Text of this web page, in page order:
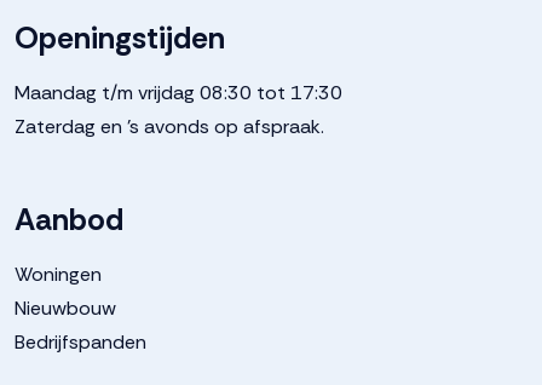
Openingstijden
Maandag t/m vrijdag 08:30 tot 17:30
Zaterdag en 's avonds op afspraak.
Aanbod
Woningen
Nieuwbouw
Bedrijfspanden